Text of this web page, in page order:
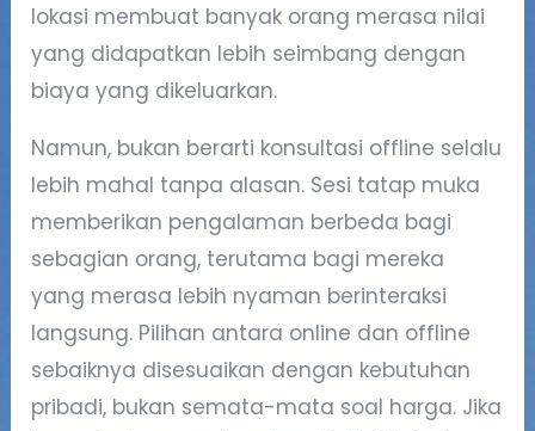
lokasi membuat banyak orang merasa nilai
yang didapatkan lebih seimbang dengan
biaya yang dikeluarkan.
Namun, bukan berarti konsultasi offline selalu
lebih mahal tanpa alasan. Sesi tatap muka
memberikan pengalaman berbeda bagi
sebagian orang, terutama bagi mereka
yang merasa lebih nyaman berinteraksi
langsung. Pilihan antara online dan offline
sebaiknya disesuaikan dengan kebutuhan
pribadi, bukan semata-mata soal harga. Jika